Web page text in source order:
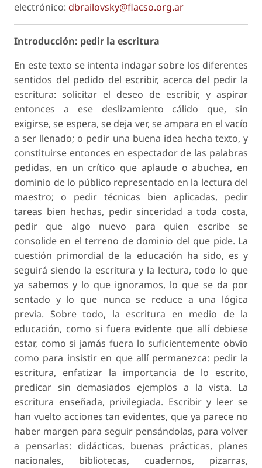
electrónico: dbrailovsky@flacso.org.ar
Introducción: pedir la escritura
En este texto se intenta indagar sobre los diferentes
sentidos del pedido del escribir, acerca del pedir la
escritura: solicitar el deseo de escribir, y aspirar
entonces a ese deslizamiento cálido que, sin
exigirse, se espera, se deja ver, se ampara en el vacío
a ser llenado; o pedir una buena idea hecha texto, y
constituirse entonces en espectador de las palabras
pedidas, en un crítico que aplaude o abuchea, en
dominio de lo público representado en la lectura del
maestro; o pedir técnicas bien aplicadas, pedir
tareas bien hechas, pedir sinceridad a toda costa,
pedir que algo nuevo para quien escribe se
consolide en el terreno de dominio del que pide. La
cuestión primordial de la educación ha sido, es y
seguirá siendo la escritura y la lectura, todo lo que
ya sabemos y lo que ignoramos, lo que se da por
sentado y lo que nunca se reduce a una lógica
previa. Sobre todo, la escritura en medio de la
educación, como si fuera evidente que allí debiese
estar, como si jamás fuera lo suficientemente obvio
como para insistir en que allí permanezca: pedir la
escritura, enfatizar la importancia de lo escrito,
predicar sin demasiados ejemplos a la vista. La
escritura enseñada, privilegiada. Escribir y leer se
han vuelto acciones tan evidentes, que ya parece no
haber margen para seguir pensándolas, para volver
a pensarlas: didácticas, buenas prácticas, planes
nacionales, bibliotecas, cuadernos, pizarras,